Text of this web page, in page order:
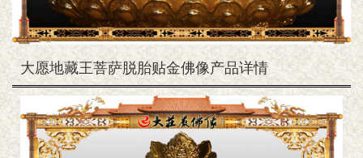
大愿地藏王菩萨脱胎贴金佛像产品详情